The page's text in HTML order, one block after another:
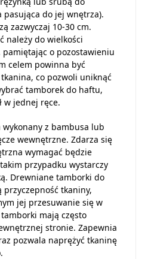
do jej wnętrza).
zazwyczaj 10-30 cm.
należy do wielkości
o pozostawieniu
celem powinna być
co pozwoli uniknąć
tamborek do haftu,
w jednej ręce.
z bambusa lub
wewnętrzne. Zdarza się
wymagać będzie
przypadku wystarczy
Drewniane tamborki do
tkaniny,
jej przesuwanie się w
mają często
stronie. Zapewnia
pozwala naprężyć tkaninę